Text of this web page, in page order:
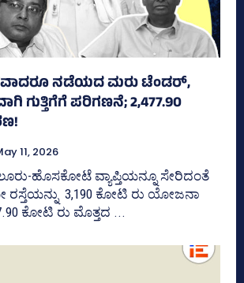
ನಡೆಯದ ಮರು ಟೆಂಡರ್,
ಗುತ್ತಿಗೆಗೆ ಪರಿಗಣನೆ; 2,477.90
11, 2026
ಹೊಸಕೋಟೆ ವ್ಯಾಪ್ತಿಯನ್ನೂ ಸೇರಿದಂತೆ
ರಸ್ತೆಯನ್ನು 3,190 ಕೋಟಿ ರು ಯೋಜನಾ
ಕೋಟಿ ರು ಮೊತ್ತದ ...